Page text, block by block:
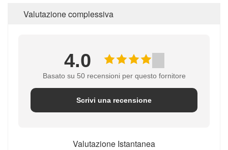
Valutazione complessiva
4.0
Basato su 50 recensioni per questo fornitore
Scrivi una recensione
Valutazione Istantanea